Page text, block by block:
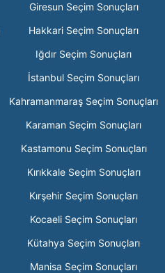
Giresun Seçim Sonuçları
Hakkari Seçim Sonuçları
Iğdır Seçim Sonuçları
İstanbul Seçim Sonuçları
Kahramanmaraş Seçim Sonuçları
Karaman Seçim Sonuçları
Kastamonu Seçim Sonuçları
Kırıkkale Seçim Sonuçları
Kırşehir Seçim Sonuçları
Kocaeli Seçim Sonuçları
Kütahya Seçim Sonuçları
Manisa Seçim Sonuçları